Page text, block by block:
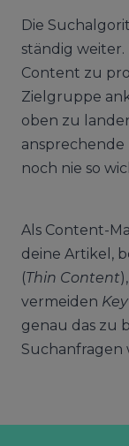
Die
ständig weiter.
Content zu
Zielgruppe
oben zu
noch nie so
Als Content-
deine Artikel,
(Thin Content
vermeiden
genau das zu
Suchanfragen